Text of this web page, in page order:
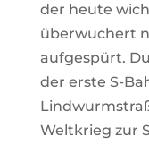
der heute
überwuchert
aufgespürt.
der erste S-
Weltkrieg zur